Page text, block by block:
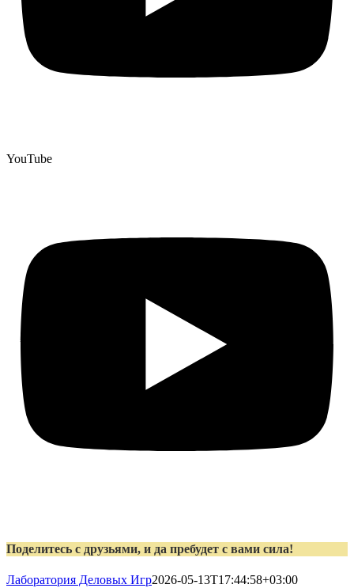
YouTube
Поделитесь с друзьями, и да пребудет с вами сила!
Лаборатория Деловых Игр2026-05-13T17:44:58+03:00